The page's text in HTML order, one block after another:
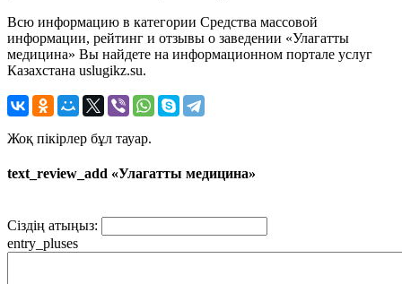
Всю информацию в категории Средства массовой
информации, рейтинг и отзывы о заведении «Улагатты
медицина» Вы найдете на информационном портале услуг
Казахстана uslugikz.su.
Жоқ пікірлер бұл тауар.
text_review_add «Улагатты медицина»
Сіздің атыңыз:
entry_pluses